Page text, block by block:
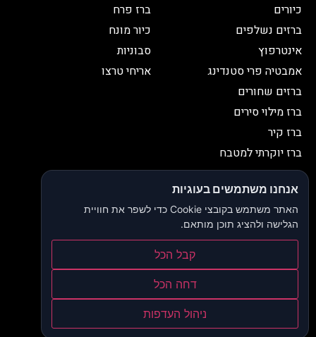
כיורים
ברזים נשלפים
אינטרפוץ
אמבטיה פרי סטנדינג
ברזים שחורים
ברז מילוי סירים
ברז קיר
ברז יוקרתי למטבח
ברז פרח
כיור מונח
סבוניות
אריחי טרצו
יצירת קשר
03-9335335
052-2653038
sbeiruty@gmail.com
אולם תצוגה:דרך האורנים 23, רינתיה
תקנון ותנאי שימוש
אנחנו משתמשים בעוגיות
האתר משתמש בקובצי Cookie כדי לשפר את חוויית
הגלישה ולהציג תוכן מותאם.
קבל הכל
דחה הכל
ניהול העדפות